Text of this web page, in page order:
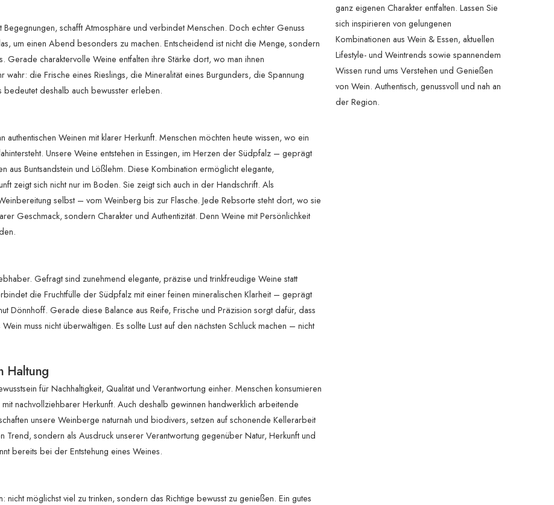
schafft Atmosphäre und verbindet Menschen. Doch echter Genuss
um einen Abend besonders zu machen. Entscheidend ist nicht die Menge, sondern
charaktervolle Weine entfalten ihre Stärke dort, wo man ihnen
wahr: die Frische eines Rieslings, die Mineralität eines Burgunders, die Spannung
bedeutet deshalb auch bewusster erleben.
authentischen Weinen mit klarer Herkunft. Menschen möchten heute wissen, wo ein
Unsere Weine entstehen in Essingen, im Herzen der Südpfalz – geprägt
aus Buntsandstein und Lößlehm. Diese Kombination ermöglicht elegante,
zeigt sich nicht nur im Boden. Sie zeigt sich auch in der Handschrift. Als
selbst – vom Weinberg bis zur Flasche. Jede Rebsorte steht dort, wo sie
Geschmack, sondern Charakter und Authentizität. Denn Weine mit Persönlichkeit
Gefragt sind zunehmend elegante, präzise und trinkfreudige Weine statt
die Fruchtfülle der Südpfalz mit einer feinen mineralischen Klarheit – geprägt
Dönnhoff. Gerade diese Balance aus Reife, Frische und Präzision sorgt dafür, dass
muss nicht überwältigen. Es sollte Lust auf den nächsten Schluck machen – nicht
Haltung
für Nachhaltigkeit, Qualität und Verantwortung einher. Menschen konsumieren
nachvollziehbarer Herkunft. Auch deshalb gewinnen handwerklich arbeitende
unsere Weinberge naturnah und biodivers, setzen auf schonende Kellerarbeit
Trend, sondern als Ausdruck unserer Verantwortung gegenüber Natur, Herkunft und
bereits bei der Entstehung eines Weines.
möglichst viel zu trinken, sondern das Richtige bewusst zu genießen. Ein gutes
ganz eigenen Charakter entfalten. Lassen Sie
sich inspirieren von gelungenen
Kombinationen aus Wein & Essen, aktuellen
Lifestyle- und Weintrends sowie spannendem
Wissen rund ums Verstehen und Genießen
von Wein. Authentisch, genussvoll und nah an
der Region.